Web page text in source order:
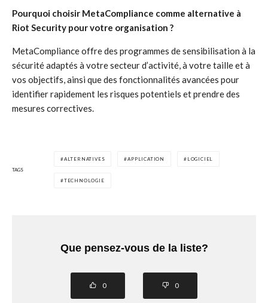
Pourquoi choisir MetaCompliance comme alternative à
Riot Security pour votre organisation ?
MetaCompliance offre des programmes de sensibilisation à la
sécurité adaptés à votre secteur d’activité, à votre taille et à
vos objectifs, ainsi que des fonctionnalités avancées pour
identifier rapidement les risques potentiels et prendre des
mesures correctives.
TAGS
ALTERNATIVES APPLICATION LOGICIEL
TECHNOLOGIE
Que pensez-vous de la liste?
0 0